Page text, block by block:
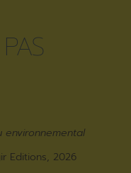
environnemental
Editions, 2026